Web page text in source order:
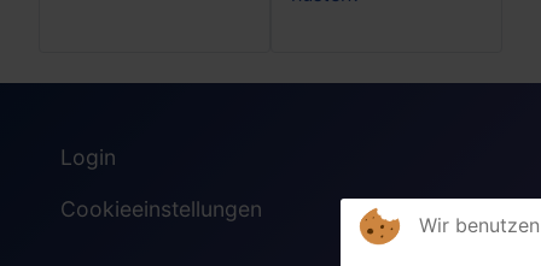
Login
Cookieeinstellungen
Wir